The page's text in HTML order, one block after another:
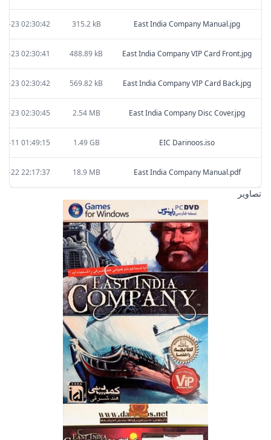
East India Company Manual.jpg
315.2 kB
23 02:30:42
East India Company VIP Card Front.jpg
488.89 kB
23 02:30:41
East India Company VIP Card Back.jpg
569.82 kB
23 02:30:42
East India Company Disc Cover.jpg
2.54 MB
23 02:30:45
EIC Darinoos.iso
1.49 GB
11 01:49:15
East India Company Manual.pdf
18.9 MB
22 22:17:37
تصاویر